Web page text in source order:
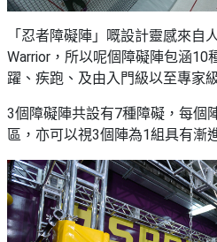
「忍者障礙陣」嘅設計靈感來自
Warrior，所以呢個障礙陣包涵10
躍、疾跑、及由入門級以至專家
3個障礙陣共設有7種障礙，每個
區，亦可以視3個陣為1組具有漸